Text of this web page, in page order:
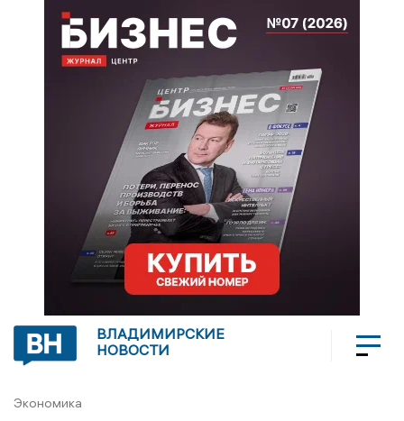
ВЛАДИМИРСКИЕ
НОВОСТИ
Экономика